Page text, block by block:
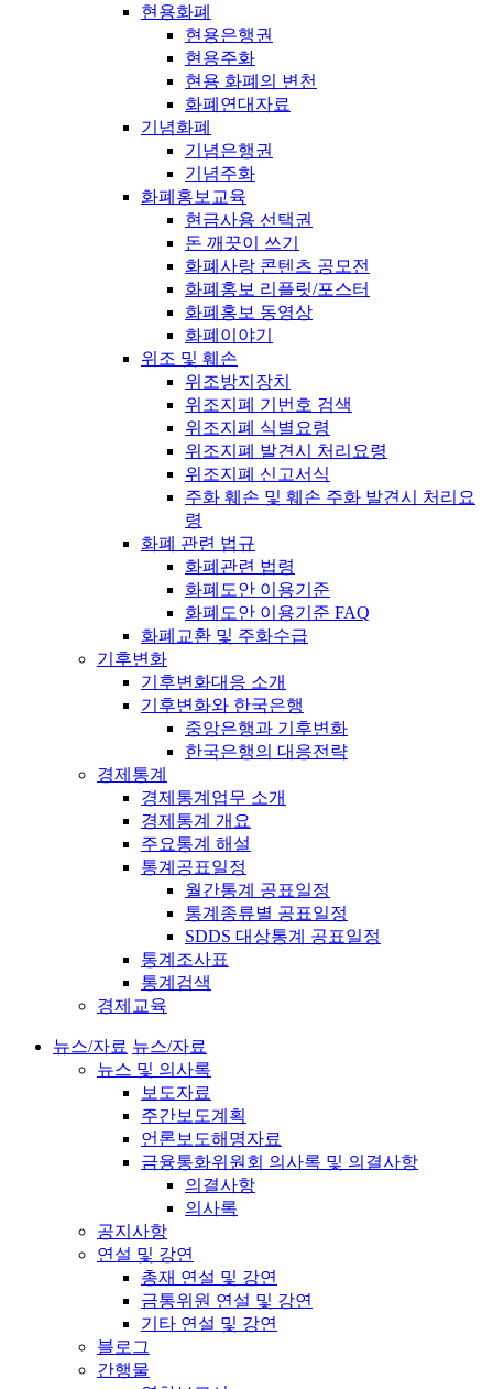
현용화폐
현용은행권
현용주화
현용 화폐의 변천
화폐연대자료
기념화폐
기념은행권
기념주화
화폐홍보교육
현금사용 선택권
돈 깨끗이 쓰기
화폐사랑 콘텐츠 공모전
화폐홍보 리플릿/포스터
화폐홍보 동영상
화폐이야기
위조 및 훼손
위조방지장치
위조지폐 기번호 검색
위조지폐 식별요령
위조지폐 발견시 처리요령
위조지폐 신고서식
주화 훼손 및 훼손 주화 발견시 처리요
령
화폐 관련 법규
화폐관련 법령
화폐도안 이용기준
화폐도안 이용기준 FAQ
화폐교환 및 주화수급
기후변화
기후변화대응 소개
기후변화와 한국은행
중앙은행과 기후변화
한국은행의 대응전략
경제통계
경제통계업무 소개
경제통계 개요
주요통계 해설
통계공표일정
월간통계 공표일정
통계종류별 공표일정
SDDS 대상통계 공표일정
통계조사표
통계검색
경제교육
뉴스/자료 뉴스/자료
뉴스 및 의사록
보도자료
주간보도계획
언론보도해명자료
금융통화위원회 의사록 및 의결사항
의결사항
의사록
공지사항
연설 및 강연
총재 연설 및 강연
금통위원 연설 및 강연
기타 연설 및 강연
블로그
간행물